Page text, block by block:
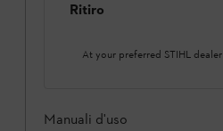
Ritiro
At your preferred STIHL dealer
Manuali d'uso